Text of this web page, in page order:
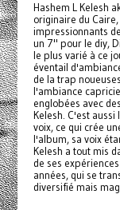
Hashem L Kelesh
originaire du
impressionnants
un 7" pour le diy,
le plus varié à ce
éventail
de la trap
l'ambiance
englobées avec
Kelesh. C'est
voix, ce qui crée
l'album, sa voix
Kelesh a tout mis
de ses
années, qui se
diversifié mais